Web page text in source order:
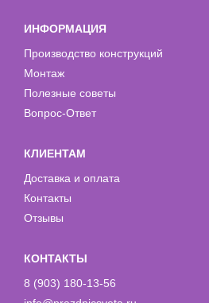
ИНФОРМАЦИЯ
Производство конструкций
Монтаж
Полезные советы
Вопрос-Ответ
КЛИЕНТАМ
Доставка и оплата
Контакты
Отзывы
КОНТАКТЫ
8 (903) 180-13-56